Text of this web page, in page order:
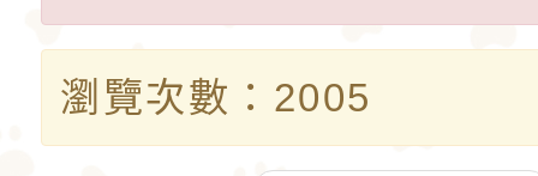
瀏覽次數：2005